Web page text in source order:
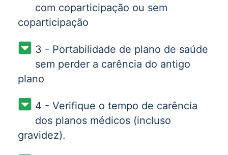
com coparticipação ou sem
coparticipação
3 - Portabilidade de plano de saúde
sem perder a carência do antigo
plano
4 - Verifique o tempo de carência
dos planos médicos (incluso
gravidez).